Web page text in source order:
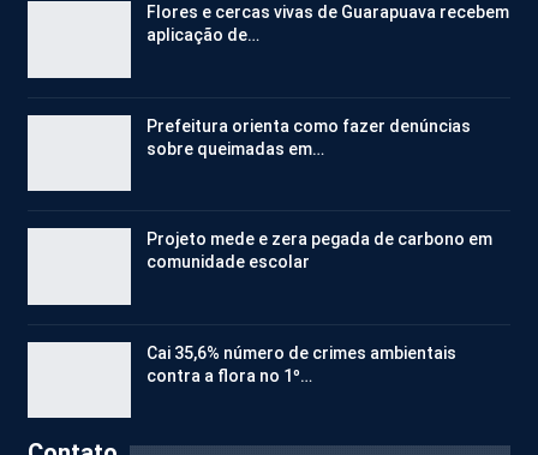
Flores e cercas vivas de Guarapuava recebem
aplicação de…
Prefeitura orienta como fazer denúncias
sobre queimadas em…
Projeto mede e zera pegada de carbono em
comunidade escolar
Cai 35,6% número de crimes ambientais
contra a flora no 1º…